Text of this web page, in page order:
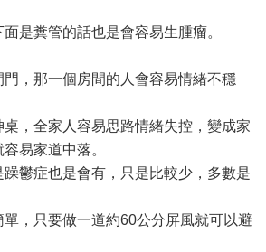
是糞管的話也是會容易生腫瘤。
，那一個房間的人會容易情緒不穩
，全家人容易思路情緒失控，變成家
易家道中落。
鬱症也是會有，只是比較少，多數是
，只要做一道約60公分屏風就可以避